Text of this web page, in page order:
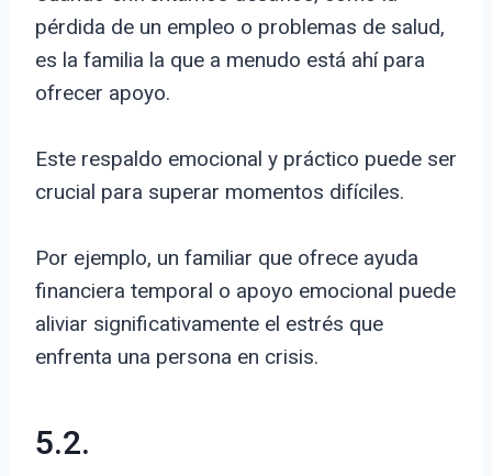
pérdida de un empleo o problemas de salud,
es la familia la que a menudo está ahí para
ofrecer apoyo.
Este respaldo emocional y práctico puede ser
crucial para superar momentos difíciles.
Por ejemplo, un familiar que ofrece ayuda
financiera temporal o apoyo emocional puede
aliviar significativamente el estrés que
enfrenta una persona en crisis.
5.2.